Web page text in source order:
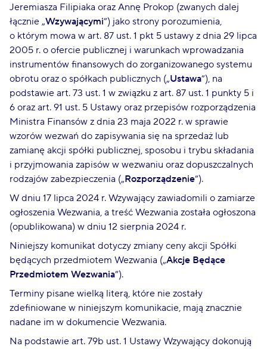
Jeremiasza Filipiaka oraz Annę Prokop (zwanych dalej
łącznie „Wzywającymi”) jako strony porozumienia,
o którym mowa w art. 87 ust. 1 pkt 5 ustawy z dnia 29 lipca
2005 r. o ofercie publicznej i warunkach wprowadzania
instrumentów finansowych do zorganizowanego systemu
obrotu oraz o spółkach publicznych („Ustawa”), na
podstawie art. 73 ust. 1 w związku z art. 87 ust. 1 punkty 5 i
6 oraz art. 91 ust. 5 Ustawy oraz przepisów rozporządzenia
Ministra Finansów z dnia 23 maja 2022 r. w sprawie
wzorów wezwań do zapisywania się na sprzedaż lub
zamianę akcji spółki publicznej, sposobu i trybu składania
i przyjmowania zapisów w wezwaniu oraz dopuszczalnych
rodzajów zabezpieczenia („Rozporządzenie”).
W dniu 17 lipca 2024 r. Wzywający zawiadomili o zamiarze
ogłoszenia Wezwania, a treść Wezwania została ogłoszona
(opublikowana) w dniu 12 sierpnia 2024 r.
Niniejszy komunikat dotyczy zmiany ceny akcji Spółki
będących przedmiotem Wezwania („Akcje Będące
Przedmiotem Wezwania”).
Terminy pisane wielką literą, które nie zostały
zdefiniowane w niniejszym komunikacie, mają znacznie
nadane im w dokumencie Wezwania.
Na podstawie art. 79b ust. 1 Ustawy Wzywający dokonują